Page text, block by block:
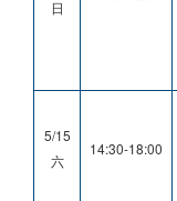
日
5/15
六
14:30-18:00